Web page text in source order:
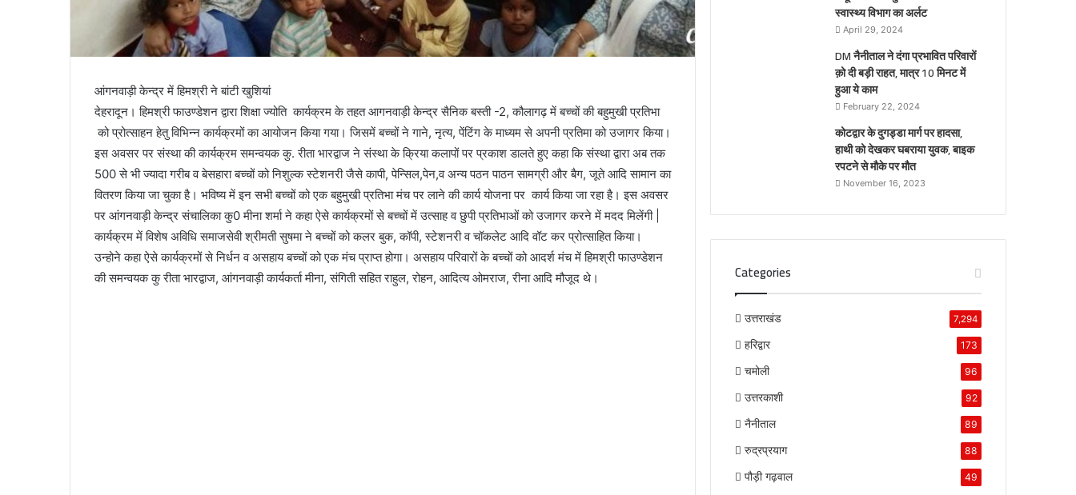
आंगनवाड़ी केन्‍द्र में हिमश्री ने बांटी खुशियां
देहरादून। हिमश्री फाउण्‍डेशन द्वारा शिक्षा ज्‍योति कार्यक्रम के तहत आगनवाड़ी केन्द्र सैनिक बस्ती -2, कौलागढ़ में बच्चों की बहुमुखी प्रतिभा
को प्रोत्साहन हेतु विभिन्न कार्यक्रमों का आयोजन किया गया। जिसमें बच्चों ने गाने, नृत्य, पेंटिंग के माध्यम से अपनी प्रतिमा को उजागर किया।
इस अवसर पर संस्था की कार्यक्रम समन्वयक कु. रीता भारद्वाज ने संस्था के क्रिया कलापों पर प्रकाश डालते हुए कहा कि संस्था द्वारा अब तक
500 से भी ज्यादा गरीब व बेसहारा बच्चों को निशुल्क स्‍टेशनरी जैसे कापी, पेन्सिल,पेन,व अन्‍य पठन पाठन सामग्री और बैग, जूते आदि सामान का
वितरण किया जा चुका है। भविष्य में इन सभी बच्चों को एक बहुमुखी प्रतिभा मंच पर लाने की कार्य योजना पर कार्य किया जा रहा है। इस अवसर
पर आंगनवाड़ी केन्द्र संचालिका कु0 मीना शर्मा ने कहा ऐसे कार्यक्रमों से बच्चों में उत्साह व छुपी प्रतिभाओं को उजागर करने में मदद मिलेंगी |
कार्यक्रम में विशेष अविधि समाजसेवी श्रीमती सुषमा ने बच्चों को कलर बुक, कॉपी, स्टेशनरी व चॉकलेट आदि वॉट कर प्रोत्साहित किया।
उन्होने कहा ऐसे कार्यक्रमों से निर्धन व असहाय बच्‍चों को एक मंच प्राप्त होगा। असहाय परिवारों के बच्चों को आदर्श मंच में हिमश्री फाउण्‍डेशन
की समन्‍वयक कु रीता भारद्वाज, आंगनवाड़ी कार्यकर्ता मीना, संगिती सहित राहुल, रोहन, आदित्य ओमराज, रीना आदि मौजूद थे।
स्वास्थ्य विभाग का अर्लट
April 29, 2024
DM नैनीताल ने दंगा प्रभावित परिवारों
क़ो दी बड़ी राहत, मात्र 10 मिनट में
हुआ ये काम
February 22, 2024
कोटद्वार के दुगड्डा मार्ग पर हादसा,
हाथी को देखकर घबराया युवक, बाइक
रपटने से मौके पर मौत
November 16, 2023
Categories
उत्तराखंड 7,294
हरिद्वार 173
चमोली 96
उत्तरकाशी 92
नैनीताल 89
रुद्रप्रयाग 88
पौड़ी गढ़वाल 49